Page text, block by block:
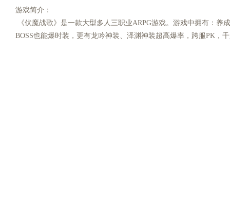
游戏简介：
《伏魔战歌》是一款大型多人三职业ARPG游戏。游戏中拥有：
BOSS也能爆时装，更有龙吟神装、泽渊神装超高爆率，跨服PK，